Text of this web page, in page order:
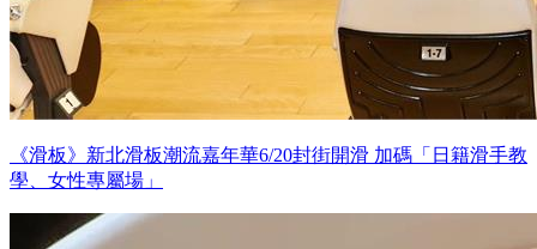
《滑板》新北滑板潮流嘉年華6/20封街開滑 加碼「日籍滑手教
學、女性專屬場」